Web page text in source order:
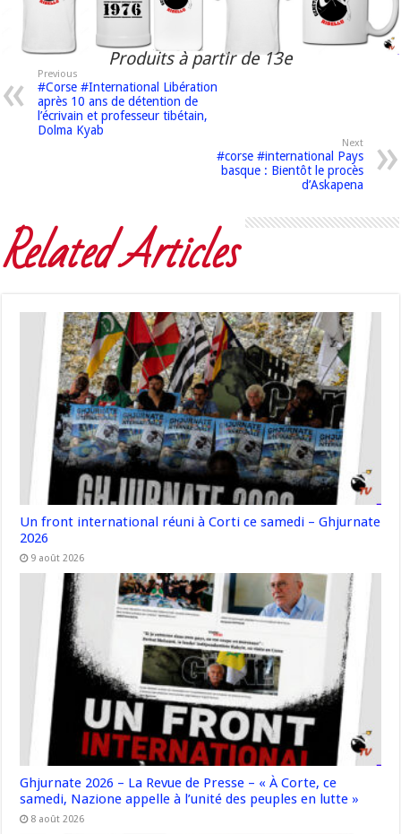
Produits à partir de 13e
Previous
#Corse #International Libération
après 10 ans de détention de
l’écrivain et professeur tibétain,
Dolma Kyab
Next
#corse #international Pays
basque : Bientôt le procès
d’Askapena
Related Articles
Un front international réuni à Corti ce samedi – Ghjurnate
2026
9 août 2026
Ghjurnate 2026 – La Revue de Presse – « À Corte, ce
samedi, Nazione appelle à l’unité des peuples en lutte »
8 août 2026